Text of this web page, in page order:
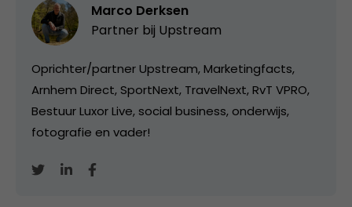
Marco Derksen
Partner bij Upstream
Oprichter/partner Upstream, Marketingfacts,
Arnhem Direct, SportNext, TravelNext, RvT VPRO,
Bestuur Luxor Live, social business, onderwijs,
fotografie en vader!